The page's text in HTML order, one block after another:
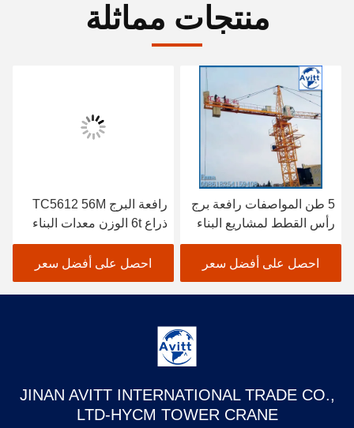
منتجات مماثلة
5 طن المواصفات رافعة برج
رأس القطط لمشاريع البناء
المدني
احصل على أفضل سعر
رافعة البرج TC5612 56M
ذراع 6t الوزن معدات البناء
احصل على أفضل سعر
JINAN AVITT INTERNATIONAL TRADE CO.,
LTD-HYCM TOWER CRANE